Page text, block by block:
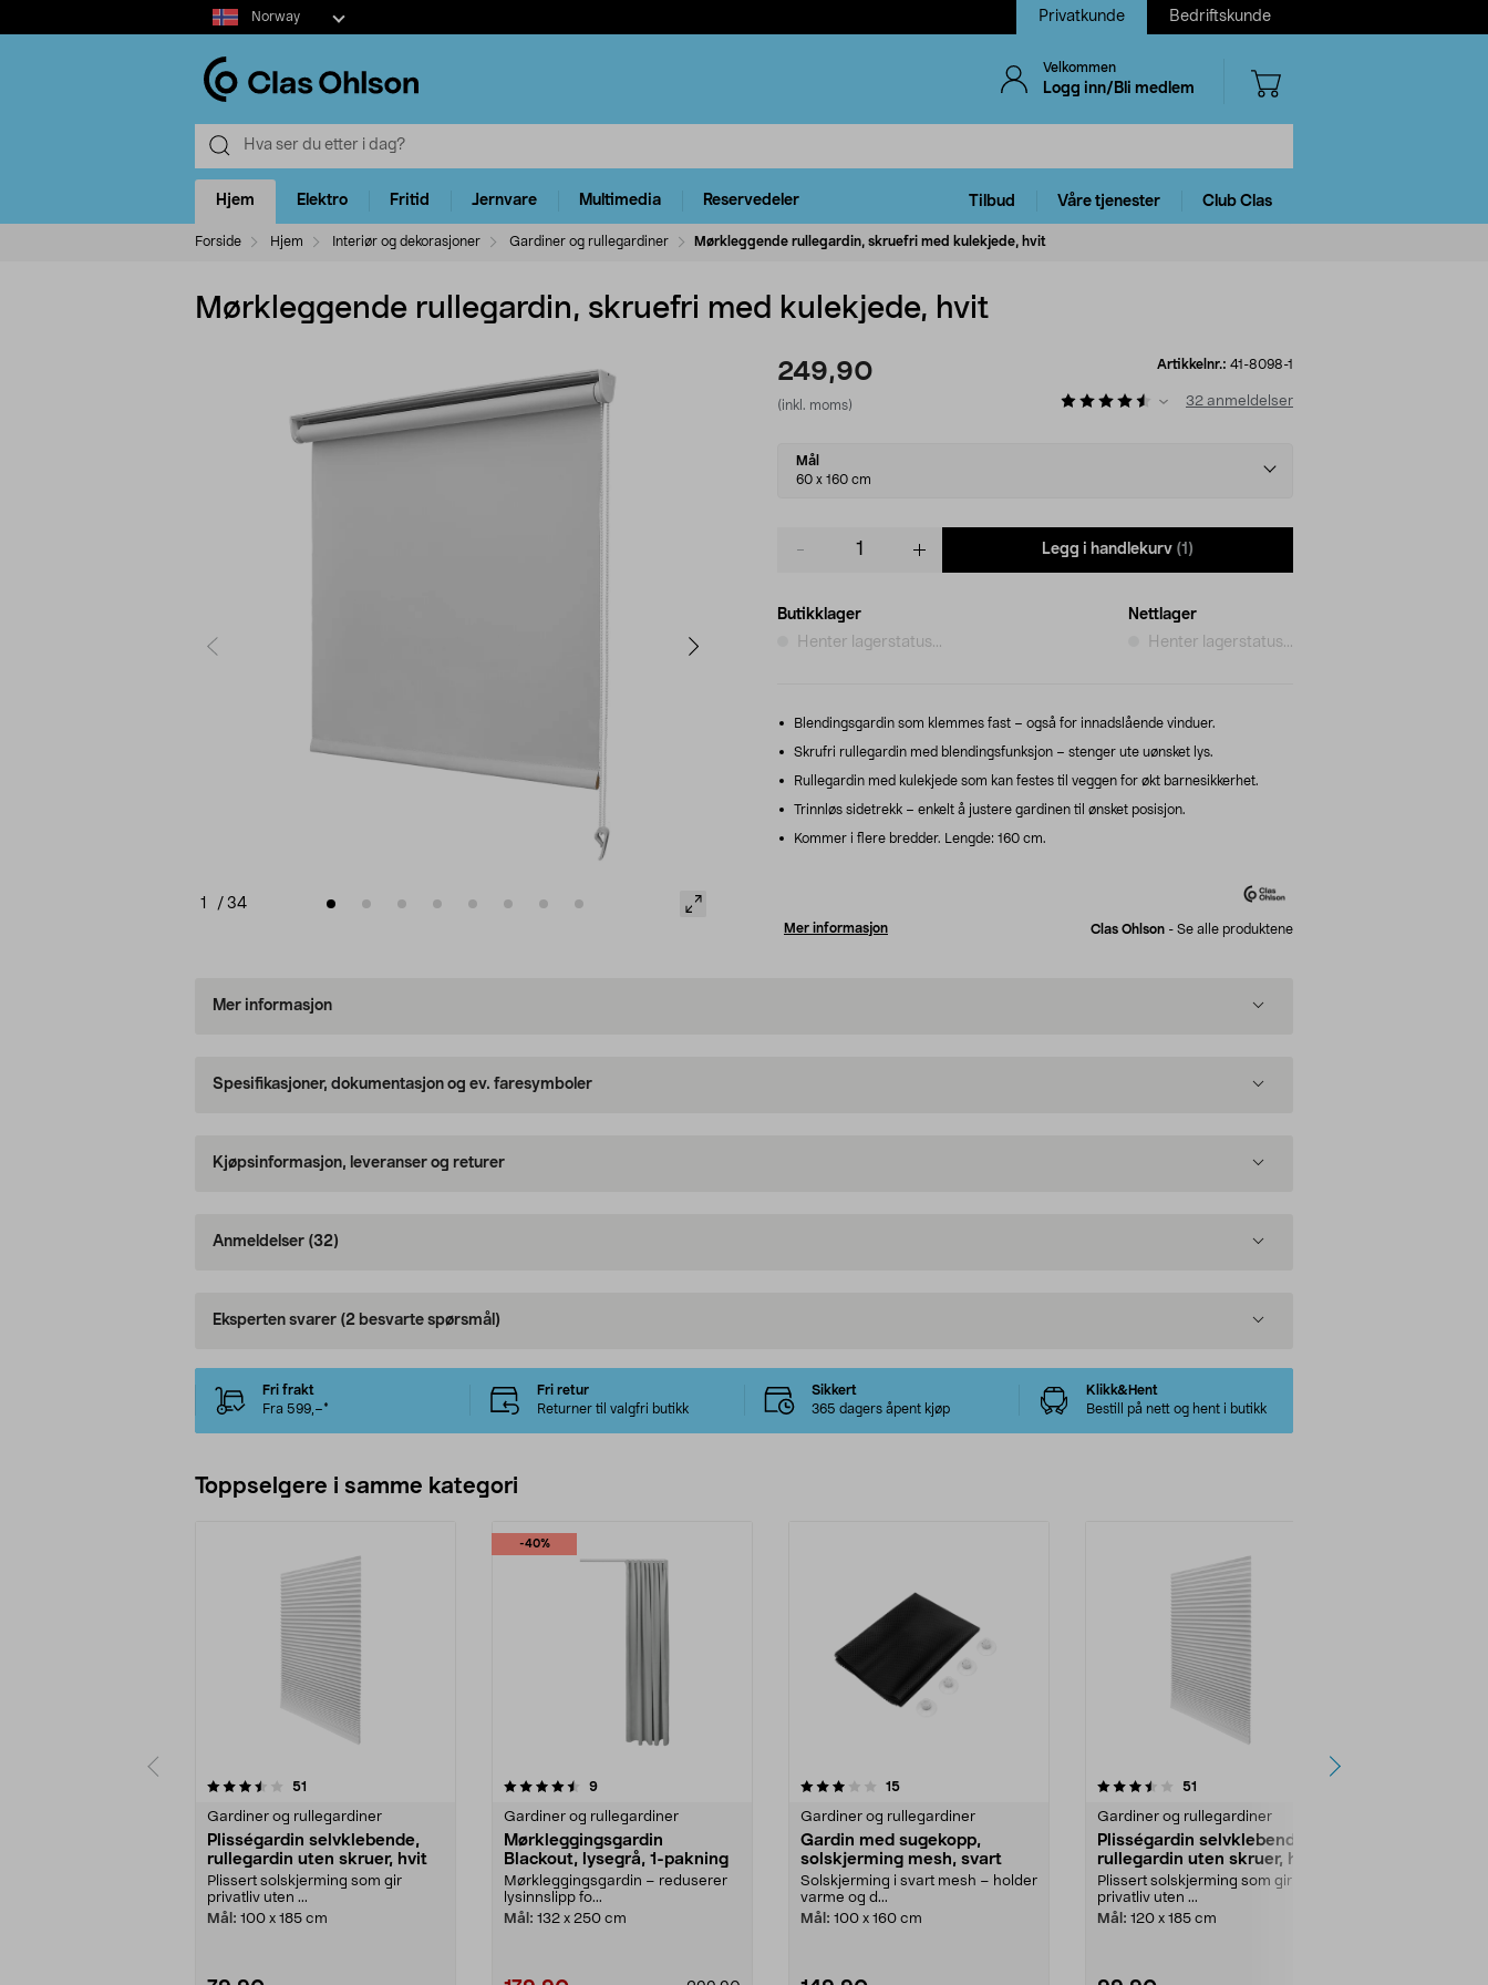
Select
market
Norway Privatkunde Bedriftskunde
Velkommen
Logg inn/Bli medlem
Hjem Elektro Fritid Jernvare Multimedia Reservedeler Tilbud Våre tjenester Club Clas
Forside Hjem Interiør og dekorasjoner Gardiner og rullegardiner Mørkleggende rullegardin, skruefri med kulekjede, hvit
Mørkleggende rullegardin, skruefri med kulekjede, hvit
1 / 34
249,90
(inkl. moms)
Artikkelnr.: 41-8098-1
32 anmeldelser
Select
variant
Mål
60 x 160 cm
Legg i handlekurv (1)
Butikklager
Henter lagerstatus...
Nettlager
Henter lagerstatus...
Blendingsgardin som klemmes fast – også for innadslående vinduer.
Skrufri rullegardin med blendingsfunksjon – stenger ute uønsket lys.
Rullegardin med kulekjede som kan festes til veggen for økt barnesikkerhet.
Trinnløs sidetrekk – enkelt å justere gardinen til ønsket posisjon.
Kommer i flere bredder. Lengde: 160 cm.
Mer informasjon Clas Ohlson - Se alle produktene
Mer informasjon
Spesifikasjoner, dokumentasjon og ev. faresymboler
Kjøpsinformasjon, leveranser og returer
Anmeldelser (32)
Eksperten svarer (2 besvarte spørsmål)
Fri frakt
Fra 599,–*
Fri retur
Returner til valgfri butikk
Sikkert
365 dagers åpent kjøp
Klikk&Hent
Bestill på nett og hent i butikk
Toppselgere i samme kategori
51
Gardiner og rullegardiner
Plisségardin selvklebende,
rullegardin uten skruer, hvit
Plissert solskjerming som gir
privatliv uten ...
Mål: 100 x 185 cm
-40%
4.5 av 5 stjerner 9anmeldelser
Gardiner og rullegardiner
Mørkleggingsgardin
Blackout, lysegrå, 1-pakning
Mørkleggingsgardin – reduserer
lysinnslipp fo...
Mål: 132 x 250 cm
3.0 av 5 stjerner 15anmeldelser
Gardiner og rullegardiner
Gardin med sugekopp,
solskjerming mesh, svart
Solskjerming i svart mesh – holder
varme og d...
Mål: 100 x 160 cm
3.5 av 5 stjerner 51
Gardiner og rullegardiner
Plisségardin selvklebende,
rullegardin uten skruer, hvit
Plissert solskjerming som gir
privatliv uten ...
Mål: 120 x 185 cm
4.5 av 5 stjerner